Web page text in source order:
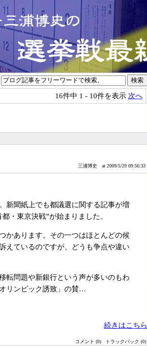
16件中 1 - 10件を表示 次へ
三浦博史 at 2009/5/29 09:56:33
新聞紙上でも都議選に関する記事が増
・東京決戦”が始まりました。
かあります。その一つはほとんどの候
えているのですが、どうも争点や違い
転問題や新銀行という声が多いのもわ
リンピック誘致」の賛…
続きはこちら
コメント (0) トラックバック (0)